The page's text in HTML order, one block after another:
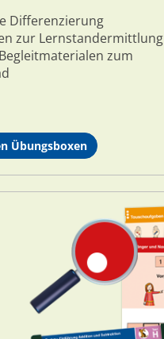
Differenzierung
zur Lernstandermittlung
zum
Übungsboxen